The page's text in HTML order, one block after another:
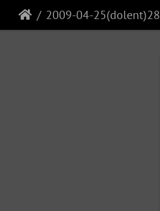
2009-04-25(dolent)28